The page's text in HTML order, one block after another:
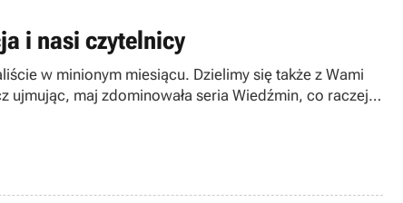
i nasi czytelnicy
w minionym miesiącu. Dzielimy się także z Wami
ujmując, maj zdominowała seria Wiedźmin, co raczej